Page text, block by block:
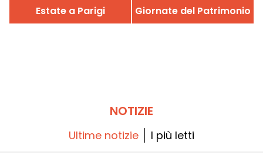
Estate a Parigi
Giornate del Patrimonio
NOTIZIE
Ultime notizie I più letti